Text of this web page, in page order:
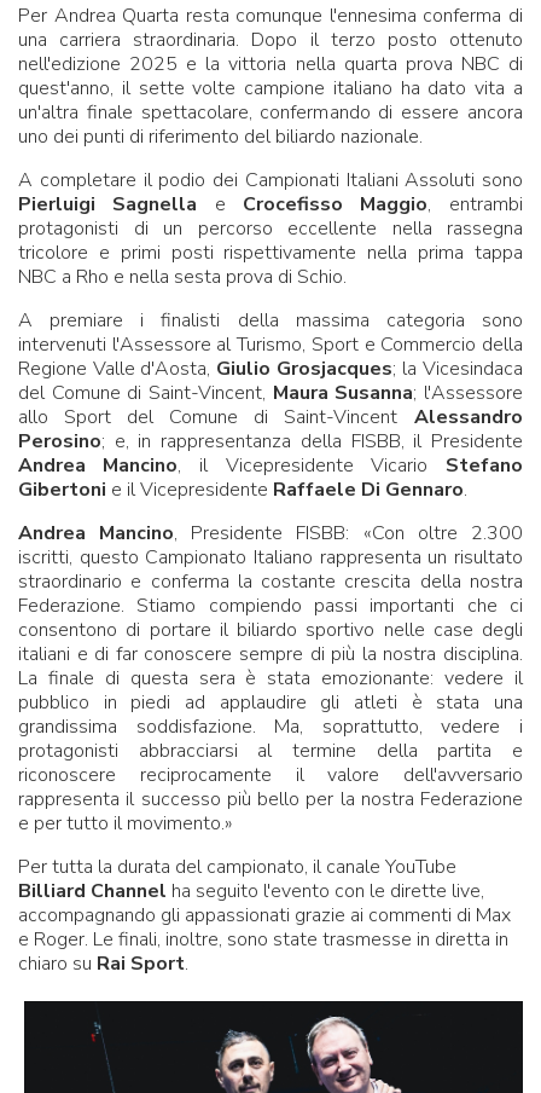
Per Andrea Quarta resta comunque l'ennesima conferma di
una carriera straordinaria. Dopo il terzo posto ottenuto
nell'edizione 2025 e la vittoria nella quarta prova NBC di
quest'anno, il sette volte campione italiano ha dato vita a
un'altra finale spettacolare, confermando di essere ancora
uno dei punti di riferimento del biliardo nazionale.
A completare il podio dei Campionati Italiani Assoluti sono
Pierluigi Sagnella e Crocefisso Maggio, entrambi
protagonisti di un percorso eccellente nella rassegna
tricolore e primi posti rispettivamente nella prima tappa
NBC a Rho e nella sesta prova di Schio.
A premiare i finalisti della massima categoria sono
intervenuti l'Assessore al Turismo, Sport e Commercio della
Regione Valle d'Aosta, Giulio Grosjacques; la Vicesindaca
del Comune di Saint-Vincent, Maura Susanna; l'Assessore
allo Sport del Comune di Saint-Vincent Alessandro
Perosino; e, in rappresentanza della FISBB, il Presidente
Andrea Mancino, il Vicepresidente Vicario Stefano
Gibertoni e il Vicepresidente Raffaele Di Gennaro.
Andrea Mancino, Presidente FISBB: «Con oltre 2.300
iscritti, questo Campionato Italiano rappresenta un risultato
straordinario e conferma la costante crescita della nostra
Federazione. Stiamo compiendo passi importanti che ci
consentono di portare il biliardo sportivo nelle case degli
italiani e di far conoscere sempre di più la nostra disciplina.
La finale di questa sera è stata emozionante: vedere il
pubblico in piedi ad applaudire gli atleti è stata una
grandissima soddisfazione. Ma, soprattutto, vedere i
protagonisti abbracciarsi al termine della partita e
riconoscere reciprocamente il valore dell'avversario
rappresenta il successo più bello per la nostra Federazione
e per tutto il movimento.»
Per tutta la durata del campionato, il canale YouTube
Billiard Channel ha seguito l'evento con le dirette live,
accompagnando gli appassionati grazie ai commenti di Max
e Roger. Le finali, inoltre, sono state trasmesse in diretta in
chiaro su Rai Sport.